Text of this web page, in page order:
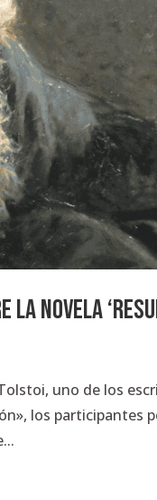
novela
uno de los
los participantes